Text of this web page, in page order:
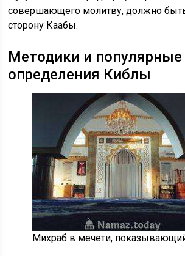
совершающего молитву, должно
сторону Каабы.
Методики и
определения Киблы
Михраб в мечети,